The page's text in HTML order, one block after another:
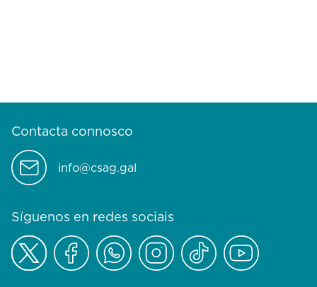
Contacta connosco
info@csag.gal
Síguenos en redes sociais